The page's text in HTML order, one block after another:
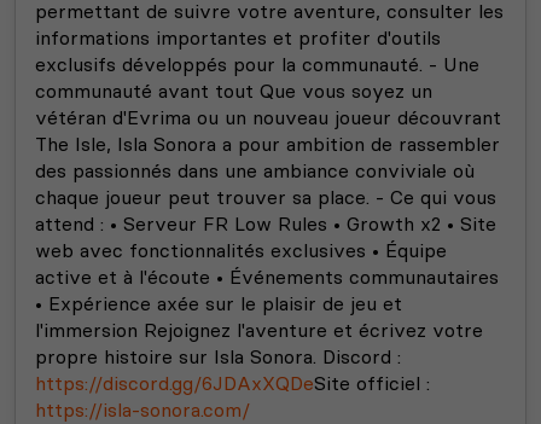
permettant de suivre votre aventure, consulter les
informations importantes et profiter d'outils
exclusifs développés pour la communauté. - Une
communauté avant tout Que vous soyez un
vétéran d'Evrima ou un nouveau joueur découvrant
The Isle, Isla Sonora a pour ambition de rassembler
des passionnés dans une ambiance conviviale où
chaque joueur peut trouver sa place. - Ce qui vous
attend : • Serveur FR Low Rules • Growth x2 • Site
web avec fonctionnalités exclusives • Équipe
active et à l'écoute • Événements communautaires
• Expérience axée sur le plaisir de jeu et
l'immersion Rejoignez l'aventure et écrivez votre
propre histoire sur Isla Sonora. Discord :
https://discord.gg/6JDAxXQDeSite officiel :
https://isla-sonora.com/